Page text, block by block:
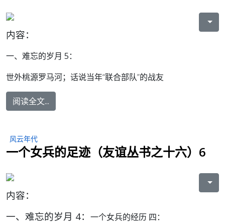
内容：
一、难忘的岁月 5：
世外桃源罗马河；话说当年“联合部队”的战友
阅读全文...
风云年代
一个女兵的足迹（友谊丛书之十六）6
内容：
一、难忘的岁月 4： 一个女兵的经历 四：